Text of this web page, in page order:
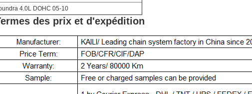
4.0L DOHC 05-10
des prix et d'expédition